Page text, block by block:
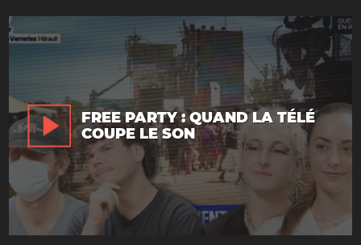
FREE PARTY : QUAND LA TÉLÉ
COUPE LE SON